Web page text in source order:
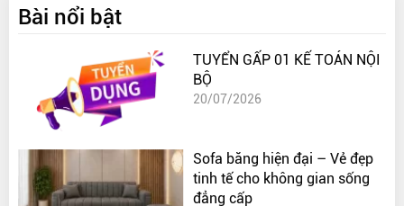
Bài nổi bật
TUYỂN GẤP 01 KẾ TOÁN NỘI
BỘ
20/07/2026
Sofa băng hiện đại – Vẻ đẹp
tinh tế cho không gian sống
đẳng cấp